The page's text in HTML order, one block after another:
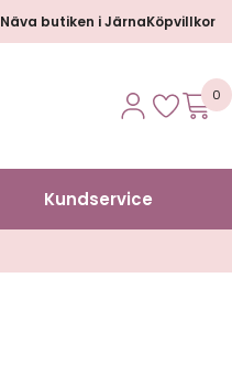
Näva butiken i JärnaKöpvillkor
0
Kundservice